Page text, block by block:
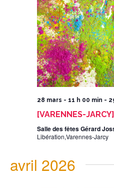
28 mars - 11 h 00 min -
[VARENNES-
Salle des fêtes Gérard
Libération,Varennes-Jarcy
avril 2026